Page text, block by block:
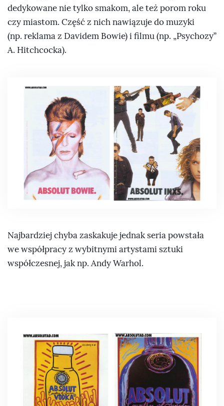
dedykowane nie tylko smakom, ale też porom roku
czy miastom. Część z nich nawiązuje do muzyki
(np. reklama z Davidem Bowie) i filmu (np. „Psychozy”
A. Hitchcocka).
Najbardziej chyba zaskakuje jednak seria powstała
we współpracy z wybitnymi artystami sztuki
współczesnej, jak np. Andy Warhol.